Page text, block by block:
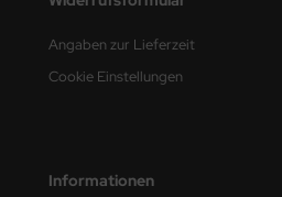
Angaben zur Lieferzeit
Cookie Einstellungen
Informationen
Decals